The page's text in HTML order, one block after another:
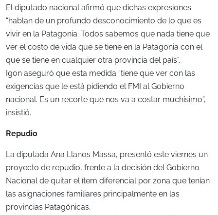
El diputado nacional afirmó que dichas expresiones
“hablan de un profundo desconocimiento de lo que es
vivir en la Patagonia. Todos sabemos que nada tiene que
ver el costo de vida que se tiene en la Patagonia con el
que se tiene en cualquier otra provincia del país”.
Igon aseguró que esta medida “tiene que ver con las
exigencias que le está pidiendo el FMI al Gobierno
nacional. Es un recorte que nos va a costar muchísimo”,
insistió.
Repudio
La diputada Ana Llanos Massa, presentó este viernes un
proyecto de repudio, frente a la decisión del Gobierno
Nacional de quitar el ítem diferencial por zona que tenían
las asignaciones familiares principalmente en las
provincias Patagónicas.